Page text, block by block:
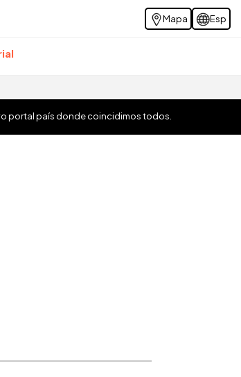
Mapa Esp
portal país donde coincidimos todos.